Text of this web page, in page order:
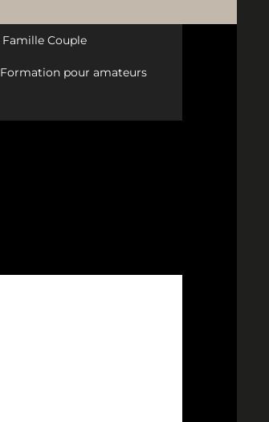
Famille Couple
Formation pour amateurs